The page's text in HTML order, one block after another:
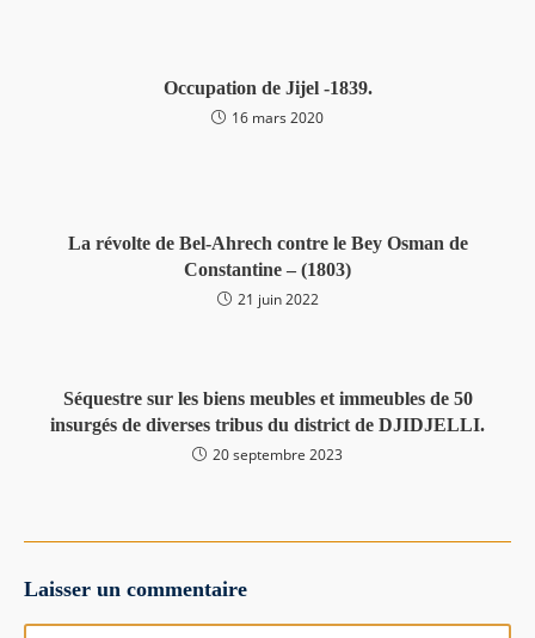
Occupation de Jijel -1839.
16 mars 2020
La révolte de Bel-Ahrech contre le Bey Osman de
Constantine – (1803)
21 juin 2022
Séquestre sur les biens meubles et immeubles de 50
insurgés de diverses tribus du district de DJIDJELLI.
20 septembre 2023
Laisser un commentaire
Comment